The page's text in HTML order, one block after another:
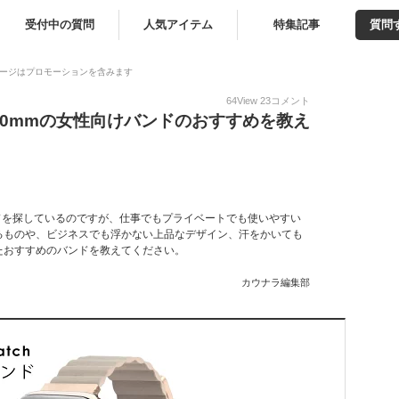
受付中の質問 人気アイテム 特集記事 質問
ジはプロモーションを含みます
64View 23コメント
の女性向けバンドのおすすめを教え
探しているのですが、仕事でもプライベートでも使いやすい
のや、ビジネスでも浮かない上品なデザイン、汗をかいても
すすめのバンドを教えてください。
カウナラ編集部